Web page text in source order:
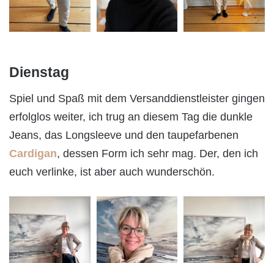
Dienstag
Spiel und Spaß mit dem Versanddienstleister gingen
erfolglos weiter, ich trug an diesem Tag die dunkle
Jeans, das Longsleeve und den taupefarbenen
Cardigan, dessen Form ich sehr mag. Der, den ich
euch verlinke, ist aber auch wunderschön.